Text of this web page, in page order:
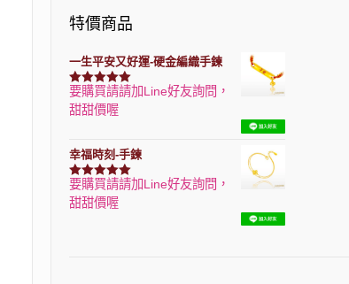
特價商品
一生平安又好運-硬金編織手鍊
評分7740滿分 5
要購買請請加Line好友詢問，
甜甜價喔
幸福時刻-手鍊
評分3150滿分 5
要購買請請加Line好友詢問，
甜甜價喔